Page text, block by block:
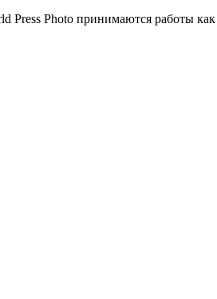
Press Photo принимаются работы